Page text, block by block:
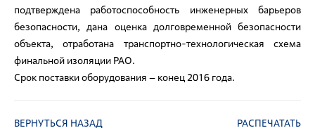
подтверждена работоспособность инженерных барьеров
безопасности, дана оценка долговременной безопасности
объекта, отработана транспортно-технологическая схема
финальной изоляции РАО.
Срок поставки оборудования – конец 2016 года.
ВЕРНУТЬСЯ НАЗАД РАСПЕЧАТАТЬ